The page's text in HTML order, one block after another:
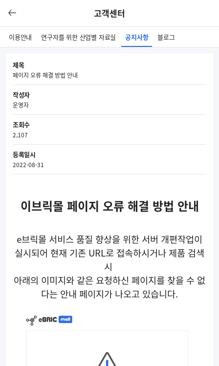
고객센터
이용안내 연구자를 위한 산업별 자료실 공지사항 블로그
제목
페이지 오류 해결 방법 안내
작성자
운영자
조회수
2,107
등록일시
2022-08-31
이브릭몰 페이지 오류 해결 방법 안내
e브릭몰 서비스 품질 향상을 위한 서버 개편작업이
실시되어 현재 기존 URL로 접속하시거나 제품 검색
시
아래의 이미지와 같은 요청하신 페이지를 찾을 수 없
다는 안내 페이지가 나오고 있습니다.